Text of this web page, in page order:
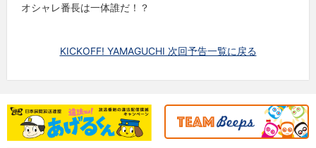
オシャレ番長は一体誰だ！？
KICKOFF! YAMAGUCHI 次回予告一覧に戻る